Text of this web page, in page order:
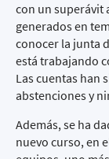
con un superávit
generados en
conocer la junta
está trabajando
Las cuentas han
abstenciones y
Además, se ha
nuevo curso, en